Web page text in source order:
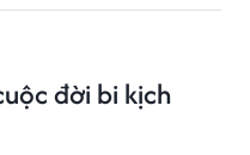
đời bi kịch